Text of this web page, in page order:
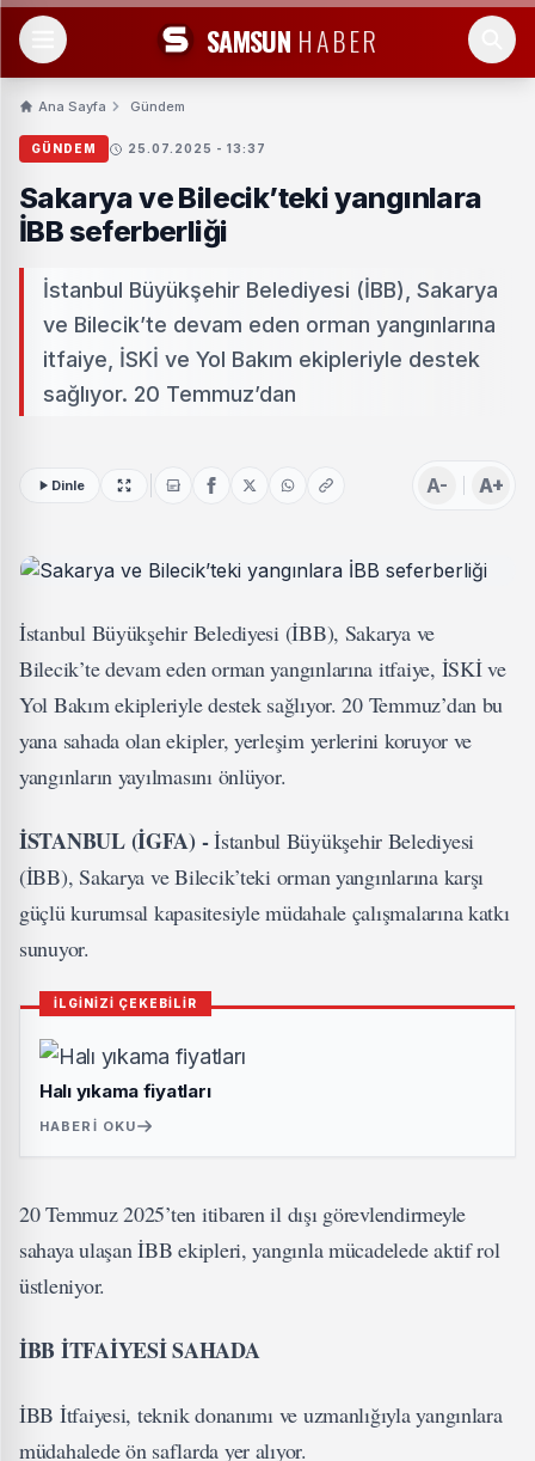
SAMSUN HABER
Ana Sayfa Gündem
GÜNDEM 25.07.2025 - 13:37
Sakarya ve Bilecik’teki yangınlara
İBB seferberliği
İstanbul Büyükşehir Belediyesi (İBB), Sakarya
ve Bilecik’te devam eden orman yangınlarına
itfaiye, İSKİ ve Yol Bakım ekipleriyle destek
sağlıyor. 20 Temmuz’dan
Dinle A- A+
İstanbul Büyükşehir Belediyesi (İBB), Sakarya ve
Bilecik’te devam eden orman yangınlarına itfaiye, İSKİ ve
Yol Bakım ekipleriyle destek sağlıyor. 20 Temmuz’dan bu
yana sahada olan ekipler, yerleşim yerlerini koruyor ve
yangınların yayılmasını önlüyor.
İSTANBUL (İGFA) -İstanbul Büyükşehir Belediyesi
(İBB), Sakarya ve Bilecik’teki orman yangınlarına karşı
güçlü kurumsal kapasitesiyle müdahale çalışmalarına katkı
sunuyor.
İLGİNİZİ ÇEKEBİLİR
Halı yıkama fiyatları
HABERI OKU
20 Temmuz 2025’ten itibaren il dışı görevlendirmeyle
sahaya ulaşan İBB ekipleri, yangınla mücadelede aktif rol
üstleniyor.
İBB İTFAİYESİ SAHADA
İBB İtfaiyesi, teknik donanımı ve uzmanlığıyla yangınlara
müdahalede ön saflarda yer alıyor.